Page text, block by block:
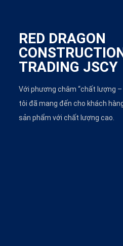
RED DRAGON
TRADING JSCY
Với phương châm “chất lượng –
tôi đã mang đến cho khách
sản phẩm với chất lượng cao.